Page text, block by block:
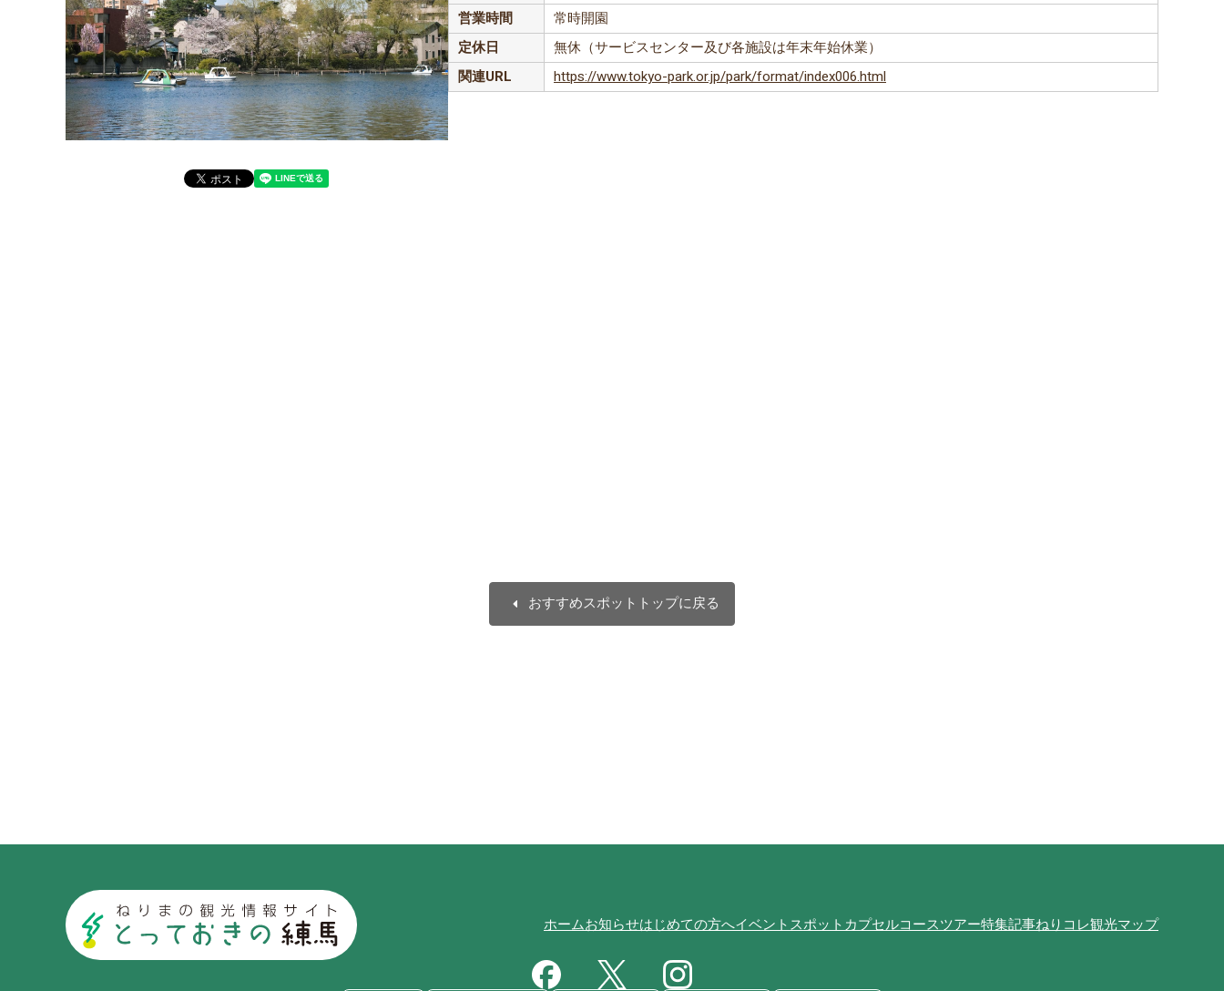
営業時間
常時開園
定休日
無休（サービスセンター及び各施設は年末年始休業）
関連URL
https://www.tokyo-park.or.jp/park/format/index006.html
arrow_left おすすめスポットトップに戻る
ホームお知らせはじめての方へイベントスポットカプセルコースツアー特集記事ねりコレ観光マップ